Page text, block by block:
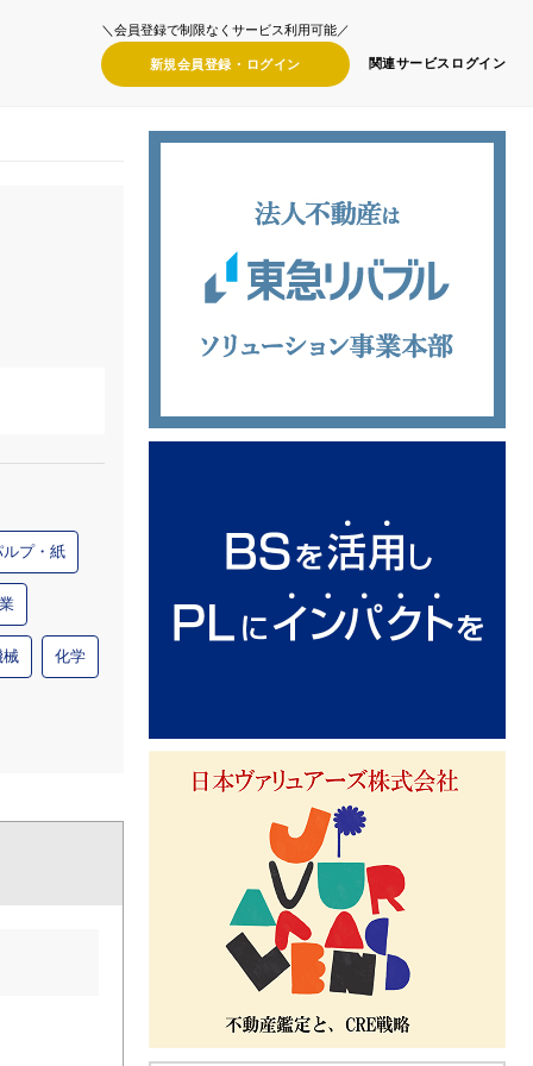
＼会員登録で制限なくサービス利用可能／
新規会員登録・ ログイン 関連サービス ログイン
ルプ・紙
械 化学